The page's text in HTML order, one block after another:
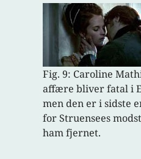
Fig. 9: Caroline
affære bliver fatal i
men den er i sidste
for Struensees
ham fjernet.